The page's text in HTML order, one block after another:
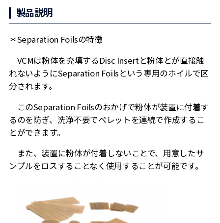
製品説明
＊Separation Foilsの特徴
VCMは粉体を充填するDisc Insertと粉体とが直接触
れないようにSeparation Foilsという専用のホイルで区
分されます。
このSeparation Foilsのおかげで粉体が装置に付着す
るのを防ぎ、洗浄不要でペレットを連続で作成するこ
とができます。
また、装置に粉体が付着しないことで、用意したサ
ンプルをロスすることなく使用することが可能です。